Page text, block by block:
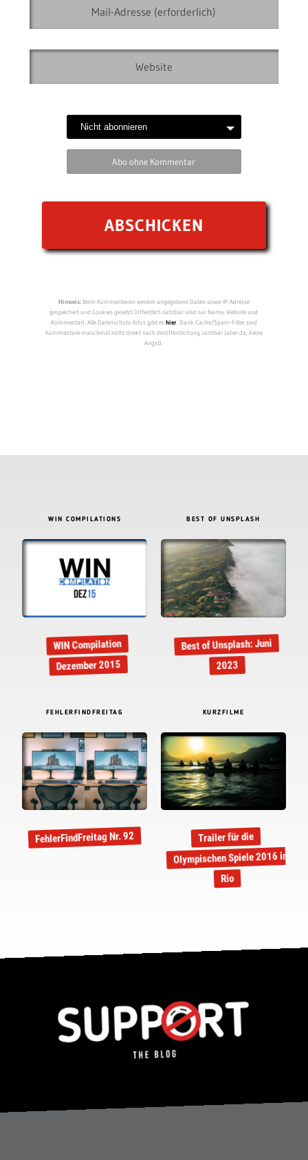
Abo ohne Kommentar
Hinweis:Beim Kommentieren werden angegebene Daten sowie IP-Adresse
gespeichert und Cookies gesetzt (öffentlich sichtbar sind nur Name, Website und
Kommentar). Alle Datenschutz-Infos gibt eshier. Dank Cache/Spam-Filter sind
Kommentare manchmal nicht direkt nach Veröffentlichung sichtbar (aber da, keine
Angst).
WIN COMPILATIONS
WIN Compilation
Dezember 2015
BEST OF UNSPLASH
Best of Unsplash: Juni
2023
FEHLERFINDFREITAG
FehlerFindFreitag Nr. 92
KURZFILME
Trailer für die
Olympischen Spiele 2016 in
Rio